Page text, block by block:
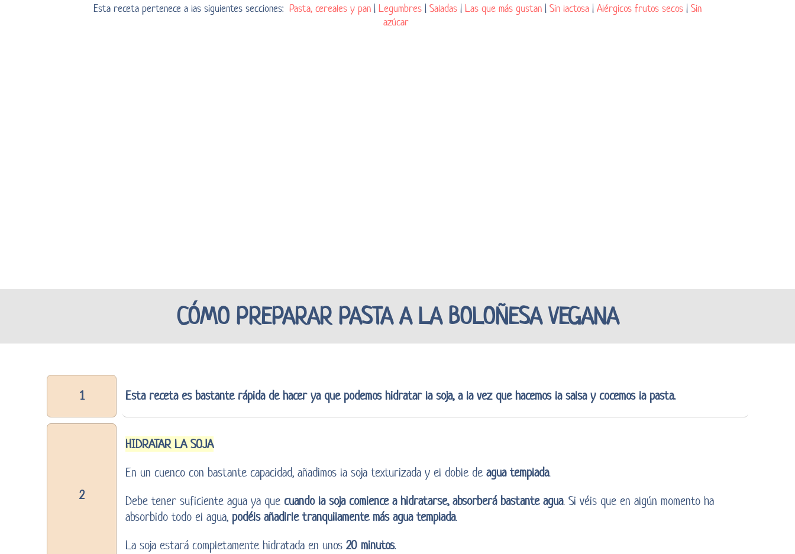
Esta receta pertenece a las siguientes secciones: Pasta, cereales y pan | Legumbres | Saladas | Las que más gustan | Sin lactosa | Alérgicos frutos secos | Sin
azúcar
CÓMO PREPARAR PASTA A LA BOLOÑESA VEGANA
1 Esta receta es bastante rápida de hacer ya que podemos hidratar la soja, a la vez que hacemos la salsa y cocemos la pasta.
2
HIDRATAR LA SOJA
En un cuenco con bastante capacidad, añadimos la soja texturizada y el doble deagua templada.
Debe tener suficiente agua ya quecuando la soja comience a hidratarse, absorberá bastante agua. Si véis que en algún momento ha
absorbido todo el agua, podéis añadirle tranquilamente más agua templada.
La soja estará completamente hidratada en unos 20 minutos.